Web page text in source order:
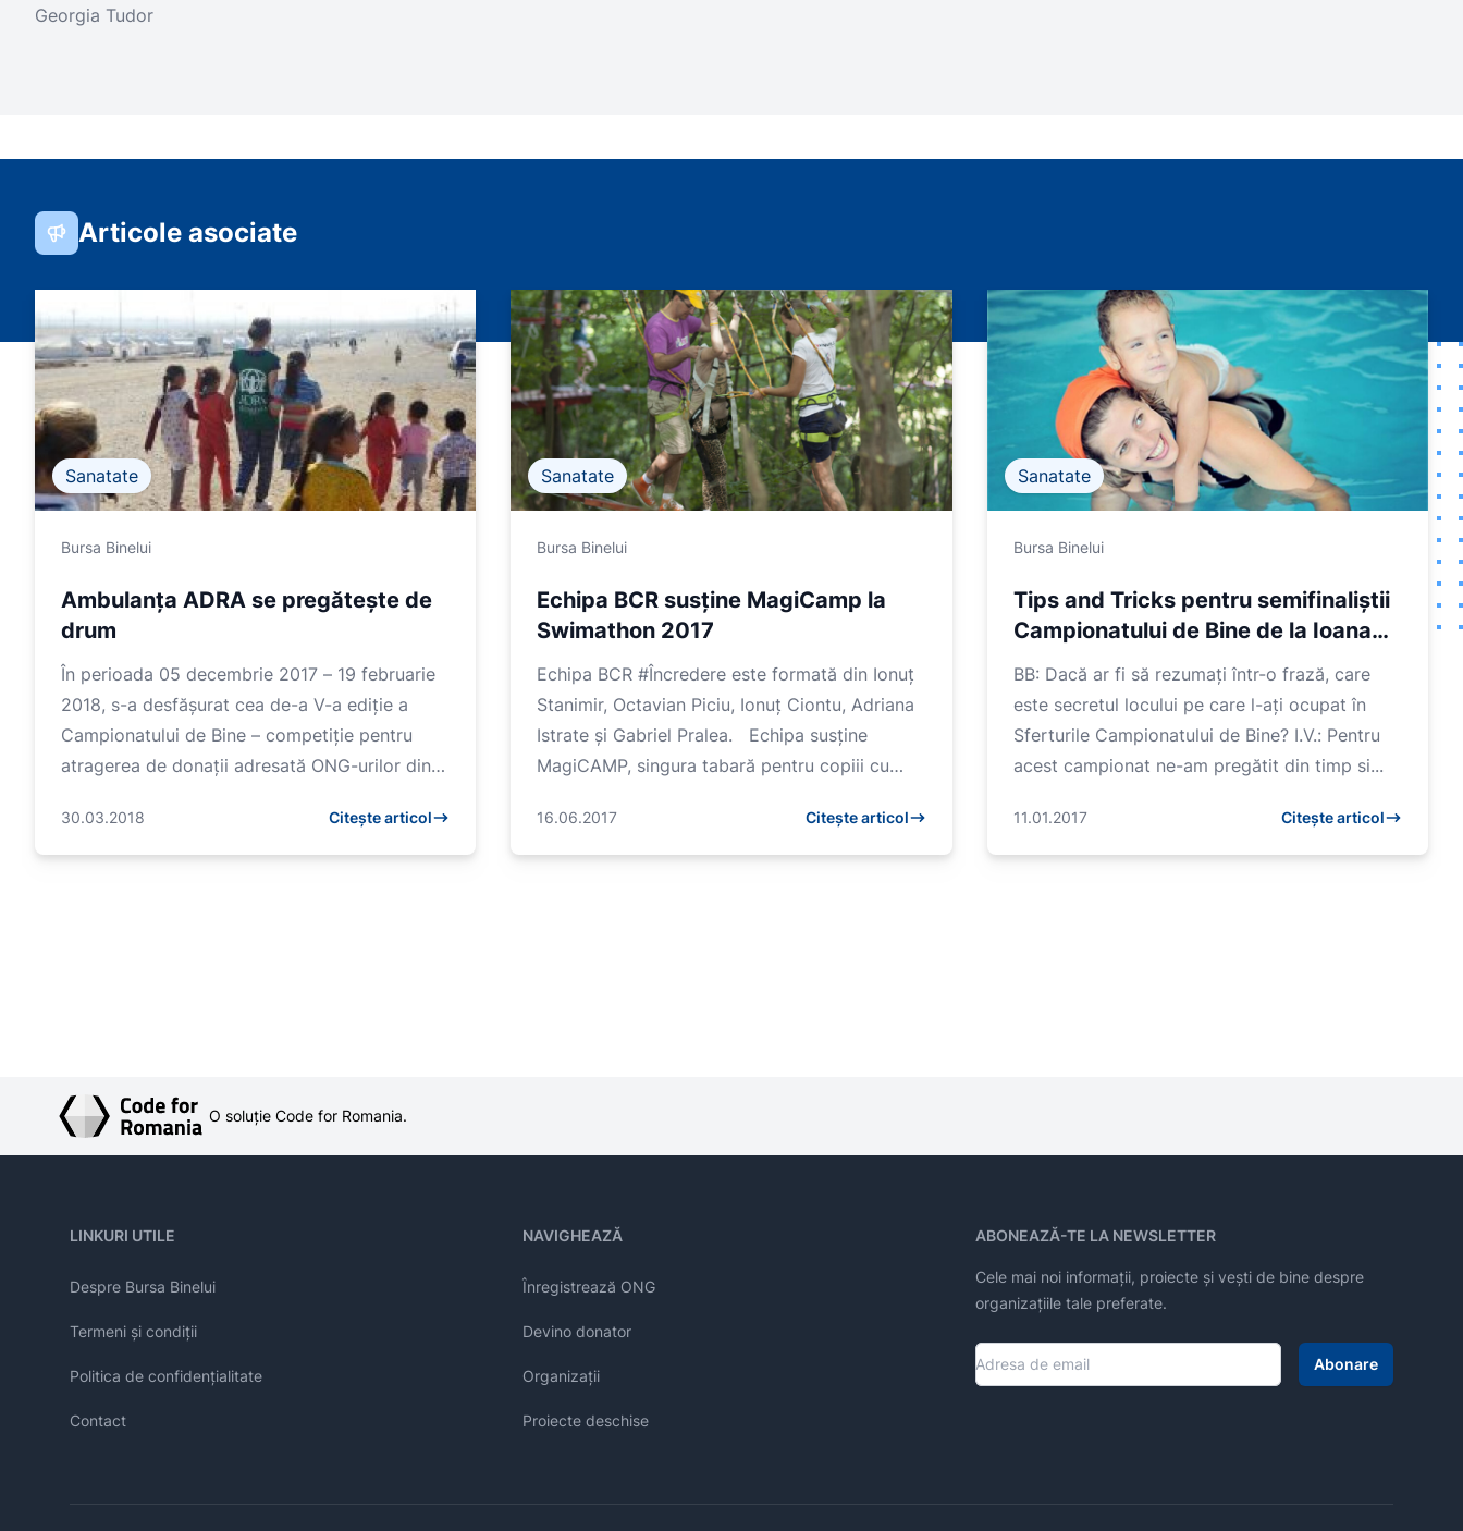
Georgia Tudor
Articole asociate
Sanatate
Bursa Binelui
Ambulanţa ADRA se pregăteşte de
drum
În perioada 05 decembrie 2017 – 19 februarie
2018, s-a desfășurat cea de-a V-a ediție a
Campionatului de Bine – competiție pentru
atragerea de donații adresată ONG-urilor din
30.03.2018 Citește articol
Sanatate
Bursa Binelui
Echipa BCR susține MagiCamp la
Swimathon 2017
Echipa BCR #Încredere este formată din Ionuț
Stanimir, Octavian Piciu, Ionuț Ciontu, Adriana
Istrate și Gabriel Pralea. Echipa susține
MagiCAMP, singura tabară pentru copiii cu
16.06.2017 Citește articol
Sanatate
Bursa Binelui
Tips and Tricks pentru semifinaliștii
Campionatului de Bine de la Ioana
BB: Dacă ar fi să rezumați într-o frază, care
este secretul locului pe care l-ați ocupat în
Sferturile Campionatului de Bine? I.V.: Pentru
acest campionat ne-am pregătit din timp si...
11.01.2017 Citește articol
O soluție Code for Romania.
LINKURI UTILE
Despre Bursa Binelui
Termeni și condiții
Politica de confidențialitate
Contact
NAVIGHEAZĂ
Înregistrează ONG
Devino donator
Organizații
Proiecte deschise
ABONEAZĂ-TE LA NEWSLETTER
Cele mai noi informații, proiecte și vești de bine despre
organizațiile tale preferate.
Abonare